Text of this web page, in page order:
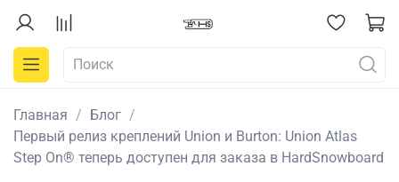
Главная
Блог
Первый релиз креплений Union и Burton: Union Atlas
Step On® теперь доступен для заказа в HardSnowboard